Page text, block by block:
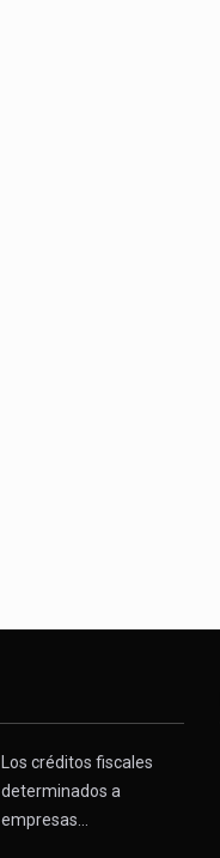
Los créditos fiscales
determinados a
empresas…